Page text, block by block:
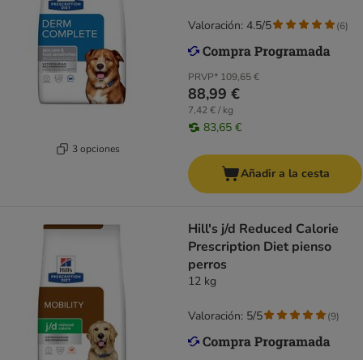
3 opciones
PRVP* 109,65 €
88,99 €
7,42 € / kg
83,65 €
Valoración: 4.5/5 (6)
Añadir a la cesta
Hill's j/d Reduced Calorie
Prescription Diet pienso
perros
12 kg
Valoración: 5/5 (9)